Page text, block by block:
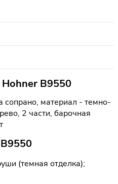
B9550
материал - темно-
2 части, барочная
(темная отделка);